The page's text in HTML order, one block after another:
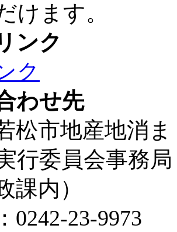
けます。
ンク
ク
わせ先
松市地産地消ま
行委員会事務局
課内）
0242-23-9973